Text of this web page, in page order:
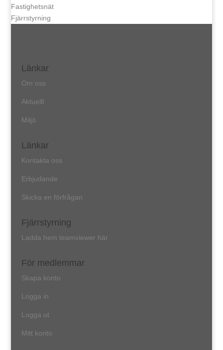
Fastighetsnät
Fjärrstyrning
Länkar
Om oss
Aktuellt
Miljö
Länkar
Kontakta oss
Erbjudande
Skicka en förfrågan
Fjärrstyrning
Ladda hem teamviewer här
För medlemmar
Skapa konto
Logga in
Logga ut
Mitt konto